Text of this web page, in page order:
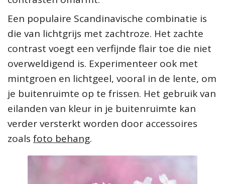
Een populaire Scandinavische combinatie is
die van lichtgrijs met zachtroze. Het zachte
contrast voegt een verfijnde flair toe die niet
overweldigend is. Experimenteer ook met
mintgroen en lichtgeel, vooral in de lente, om
je buitenruimte op te frissen. Het gebruik van
eilanden van kleur in je buitenruimte kan
verder versterkt worden door accessoires
zoals foto behang.